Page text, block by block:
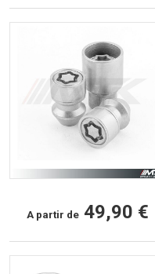
A partir de 49,90 €